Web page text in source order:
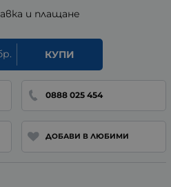
и плащане
КУПИ
0888 025 454
ДОБАВИ В ЛЮБИМИ